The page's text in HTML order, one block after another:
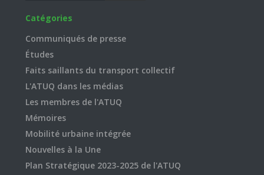
Catégories
Communiqués de presse
Études
Faits saillants du transport collectif
L'ATUQ dans les médias
Les membres de l'ATUQ
Mémoires
Mobilité urbaine intégrée
Nouvelles à la Une
Plan Stratégique 2023-2025 de l'ATUQ